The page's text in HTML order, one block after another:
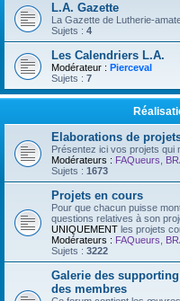
L.A. Gazette
La Gazette de Lutherie-
Sujets : 4
Les Calendriers L.A.
Modérateur : Pierceval
Sujets : 7
Elaborations de
Présentez ici vos projets qui
Modérateurs : FAQueurs
Sujets : 1673
Projets en cours
Pour que chacun puisse
questions relatives à son
UNIQUEMENT les projets
Modérateurs : FAQueurs
Sujets : 3222
Galerie des
des membres